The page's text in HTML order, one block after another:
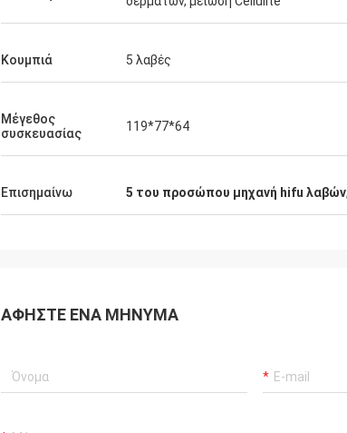
Κουμπιά 5 λαβές
Μέγεθος
συσκευασίας
119*77*64
Επισημαίνω 5 του προσώπου μηχανή hifu λαβών,
ΑΦΉΣΤΕ ΈΝΑ ΜΉΝΥΜΑ